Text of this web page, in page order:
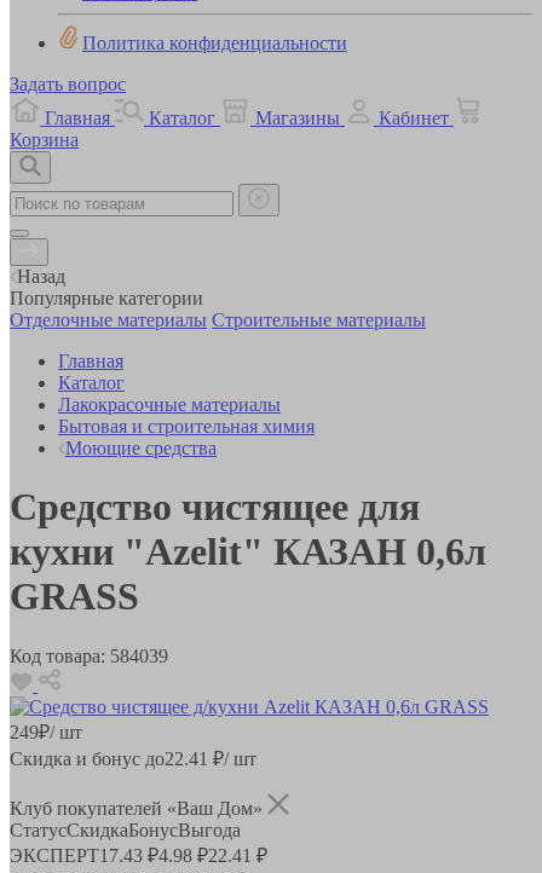
Политика конфиденциальности
Задать вопрос
Главная
Каталог Магазины
Кабинет
Корзина
Назад
Популярные категории
Отделочные материалы Строительные материалы
Главная
Каталог
Лакокрасочные материалы
Бытовая и строительная химия
Моющие средства
Средство чистящее для
кухни "Azelit" КАЗАН 0,6л
GRASS
Код товара: 584039
249₽/ шт
Скидка и бонус до22.41 ₽/ шт
Клуб покупателей «Ваш Дом»
СтатусСкидкаБонусВыгода
ЭКСПЕРТ17.43 ₽4.98 ₽22.41 ₽